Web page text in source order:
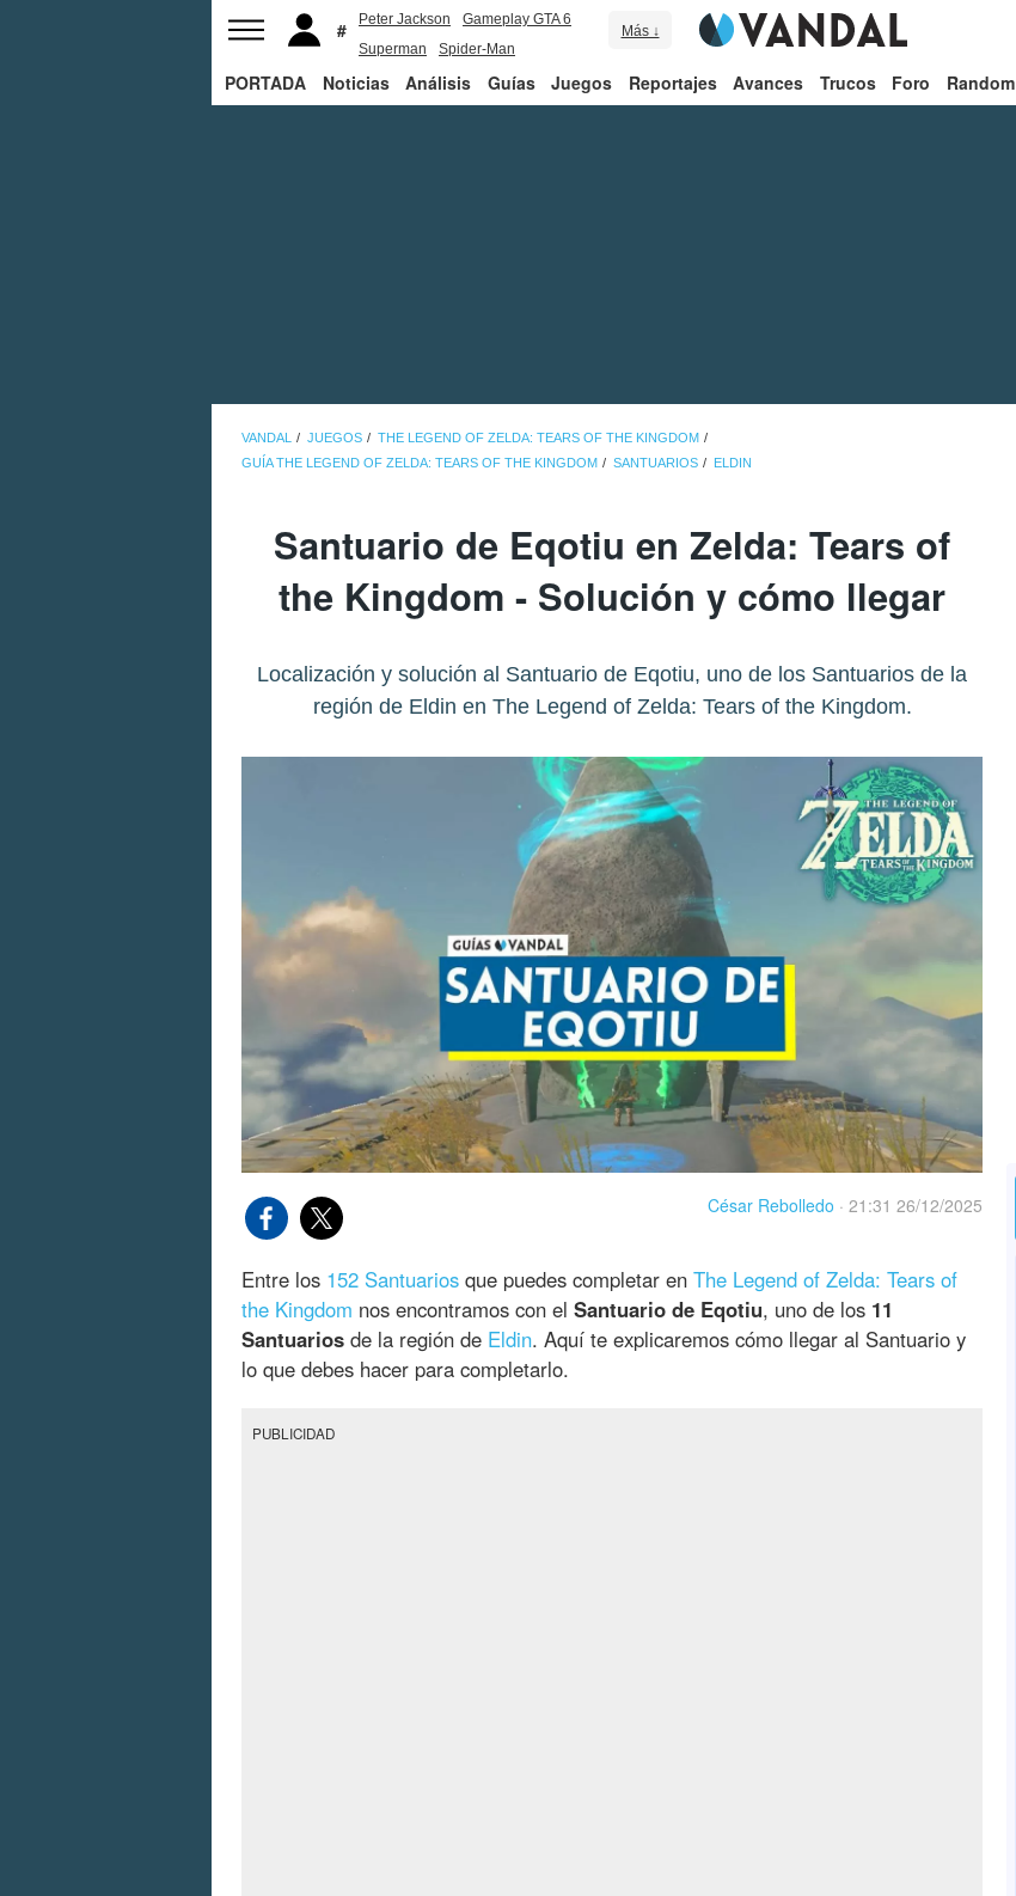
Peter Jackson
Gameplay GTA 6
Superman
Spider-Man
Más ↓
PORTADA Noticias Análisis Guías Juegos Reportajes Avances Trucos Foro Random
VANDAL JUEGOS
THE LEGEND OF ZELDA: TEARS OF THE KINGDOM
GUÍA THE LEGEND OF ZELDA: TEARS OF THE KINGDOM
SANTUARIOS ELDIN
Santuario de Eqotiu en Zelda: Tears of
the Kingdom - Solución y cómo llegar
Localización y solución al Santuario de Eqotiu, uno de los Santuarios de la
región de Eldin en The Legend of Zelda: Tears of the Kingdom.
César Rebolledo · 21:31 26/12/2025
Entre los 152 Santuarios que puedes completar en The Legend of Zelda: Tears of
the Kingdom nos encontramos con el Santuario de Eqotiu, uno de los 11
Santuarios de la región de Eldin. Aquí te explicaremos cómo llegar al Santuario y
lo que debes hacer para completarlo.
PUBLICIDAD